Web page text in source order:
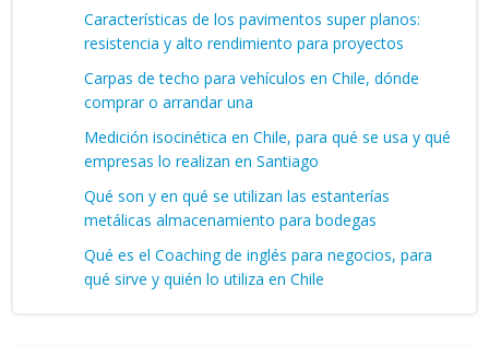
Características de los pavimentos super planos:
resistencia y alto rendimiento para proyectos
Carpas de techo para vehículos en Chile, dónde
comprar o arrandar una
Medición isocinética en Chile, para qué se usa y qué
empresas lo realizan en Santiago
Qué son y en qué se utilizan las estanterías
metálicas almacenamiento para bodegas
Qué es el Coaching de inglés para negocios, para
qué sirve y quién lo utiliza en Chile